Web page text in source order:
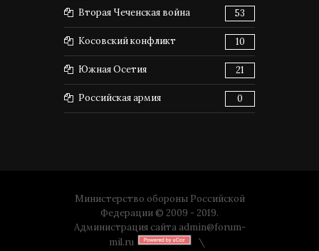
Вторая Чеченская война 53
Косовский конфликт 10
Южная Осетия 21
Российская армия 0
Министерство обороны Российской
Федерации © 2009 - 2019.
Администрация сайта admin@forum-
mil.ru